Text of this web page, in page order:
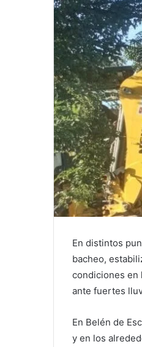
En distintos
bacheo,
condiciones en
ante fuertes
En Belén de
y en los